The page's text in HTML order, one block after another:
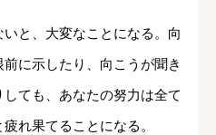
と、大変なことになる。向
に示したり、向こうが聞き
ても、あなたの努力は全て
れ果てることになる。